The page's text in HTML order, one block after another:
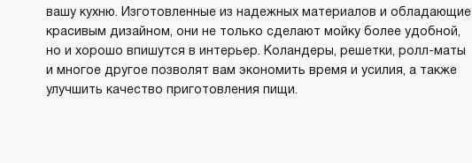
вашу кухню. Изготовленные из надежных материалов и обладающие
красивым дизайном, они не только сделают мойку более удобной,
но и хорошо впишутся в интерьер. Коландеры, решетки, ролл-маты
и многое другое позволят вам экономить время и усилия, а также
улучшить качество приготовления пищи.